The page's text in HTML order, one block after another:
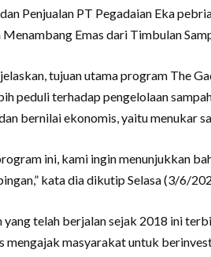
Penjualan PT Pegadaian Eka
Emas dari Timbulan
tujuan utama program The
peduli terhadap pengelolaan
bernilai ekonomis, yaitu menukar
ini, kami ingin menunjukkan
kata dia dikutip Selasa (3/6/
yang telah berjalan sejak 2018 ini
mengajak masyarakat untuk